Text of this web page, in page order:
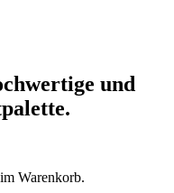
und
Warenkorb.